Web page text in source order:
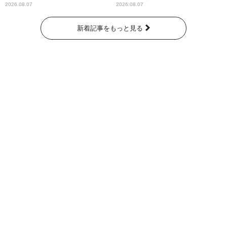
パンプスが合格祈願！
2026.08.07
ー昼ズ』
2026.08.07
新着記事をもっと見る